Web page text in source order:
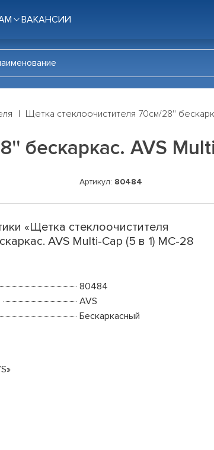
ВАКАНСИИ
Щетка стеклоочистителя 70см/28''
бескаркас. AVS
Артикул: 80484
«Щетка стеклоочистителя
AVS Multi-Cap (5 в 1) MC-28
80484
AVS
Бескаркасный